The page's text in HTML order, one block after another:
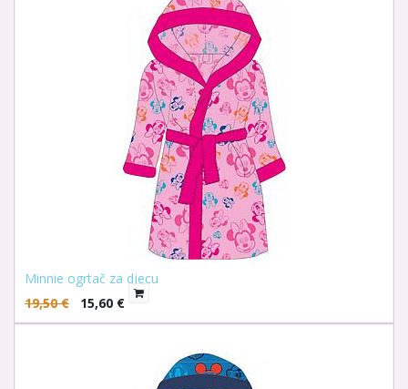
Minnie ogrtač za djecu
19,50€ 15,60 €